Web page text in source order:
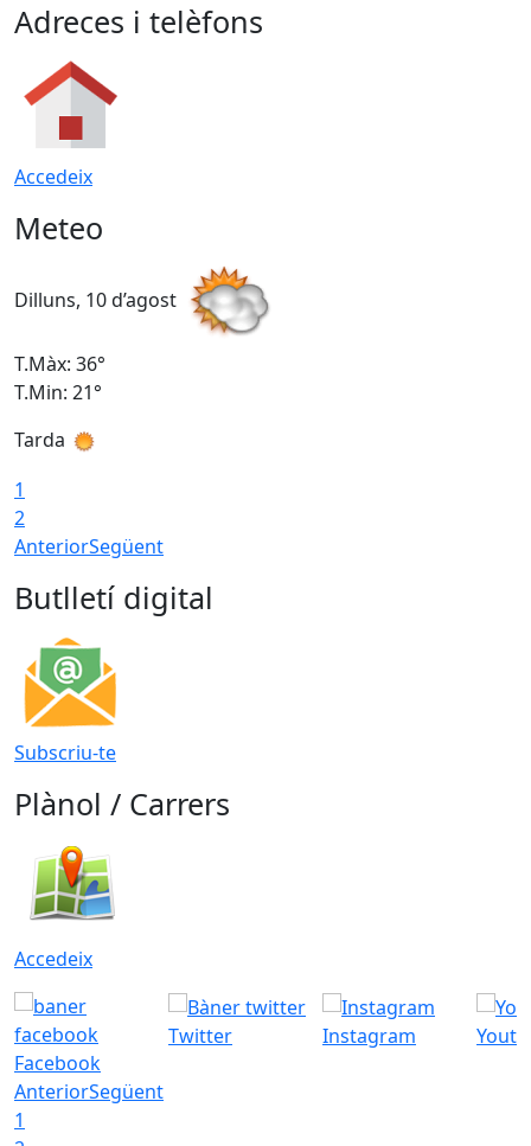
Adreces i telèfons
Accedeix
Meteo
Dilluns, 10 d’agost
T.Màx: 36°
T.Min: 21°
Tarda
1
2
AnteriorSegüent
Butlletí digital
Subscriu-te
Plànol / Carrers
Accedeix
Facebook
Twitter Instagram
AnteriorSegüent
1